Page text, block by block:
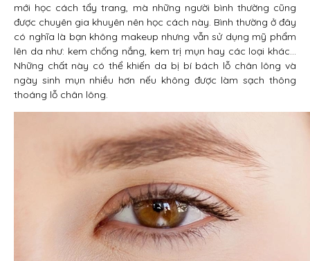
mới học cách tẩy trang, mà những người bình thường cũng
được chuyên gia khuyên nên học cách này. Bình thường ở đây
có nghĩa là bạn không makeup nhưng vẫn sử dụng mỹ phẩm
lên da như: kem chống nắng, kem trị mụn hay các loại khác…
Những chất này có thể khiến da bị bí bách lỗ chân lông và
ngày sinh mụn nhiều hơn nếu không được làm sạch thông
thoáng lỗ chân lông.